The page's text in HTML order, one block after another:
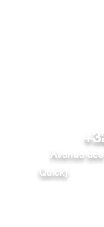
Avenue des
Quick)